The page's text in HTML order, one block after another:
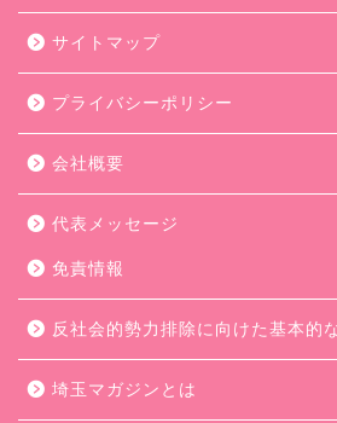
サイトマップ
プライバシーポリシー
会社概要
代表メッセージ
免責情報
反社会的勢力排除に向けた基本的
埼玉マガジンとは